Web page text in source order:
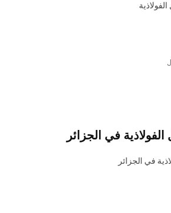
في الجزائر
في الجزائر